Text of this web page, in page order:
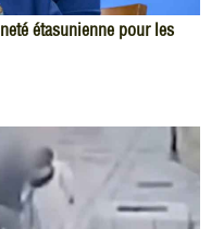
étasunienne pour les